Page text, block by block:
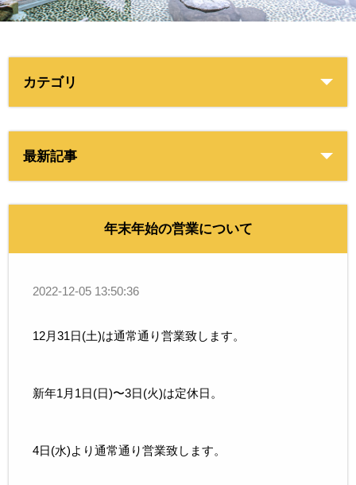
カテゴリ
最新記事
年末年始の営業について
2022-12-05 13:50:36
12月31日(土)は通常通り営業致します。
新年1月1日(日)〜3日(火)は定休日。
4日(水)より通常通り営業致します。